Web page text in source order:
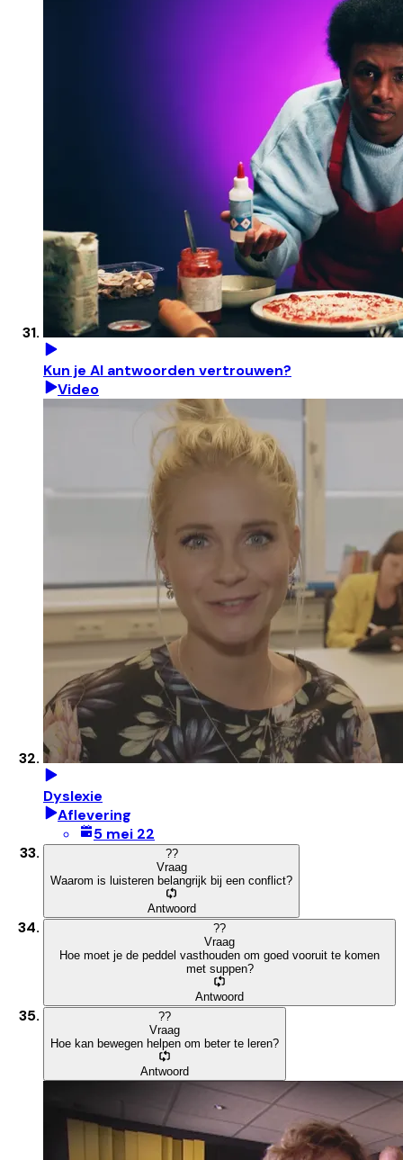
Kun je AI antwoorden vertrouwen?
Video
Dyslexie
Aflevering
5 mei 22
??
Vraag
Waarom is luisteren belangrijk bij een conflict?
Antwoord
??
Vraag
Hoe moet je de peddel vasthouden om goed vooruit te komen
met suppen?
Antwoord
??
Vraag
Hoe kan bewegen helpen om beter te leren?
Antwoord